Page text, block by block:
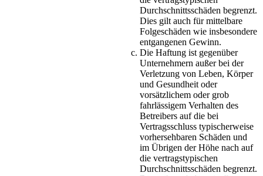
Durchschnittsschäden begrenzt.
Dies gilt auch für mittelbare
Folgeschäden wie insbesondere
entgangenen Gewinn.
Die Haftung ist gegenüber
Unternehmern außer bei der
Verletzung von Leben, Körper
und Gesundheit oder
vorsätzlichem oder grob
fahrlässigem Verhalten des
Betreibers auf die bei
Vertragsschluss typischerweise
vorhersehbaren Schäden und
im Übrigen der Höhe nach auf
die vertragstypischen
Durchschnittsschäden begrenzt.